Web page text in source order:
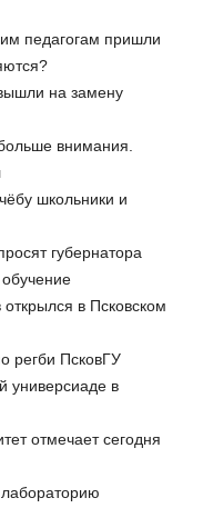
педагогам пришли
на замену
внимания.
школьники и
губернатора
в Псковском
регби ПсковГУ
универсиаде в
отмечает сегодня